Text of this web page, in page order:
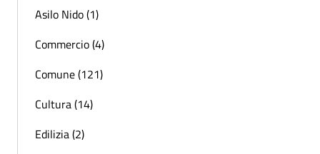
Asilo Nido (1)
Commercio (4)
Comune (121)
Cultura (14)
Edilizia (2)